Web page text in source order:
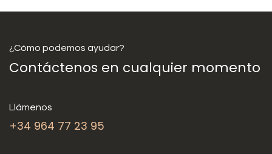
¿Cómo podemos ayudar?
Contáctenos en cualquier momento
Llámenos
+34 964 77 23 95